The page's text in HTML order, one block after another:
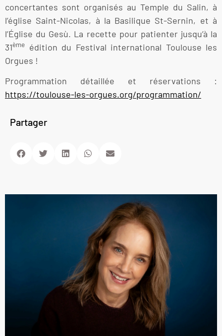
concertantes sont organisés au Temple du Salin, à
l’église Saint-Nicolas, à la Basilique St-Sernin, et à
l’Église du Gesù. La recette pour patienter jusqu’à la
31ème édition du Festival international Toulouse les
Orgues !
Programmation détaillée et réservations :
https://toulouse-les-orgues.org/programmation/
Partager